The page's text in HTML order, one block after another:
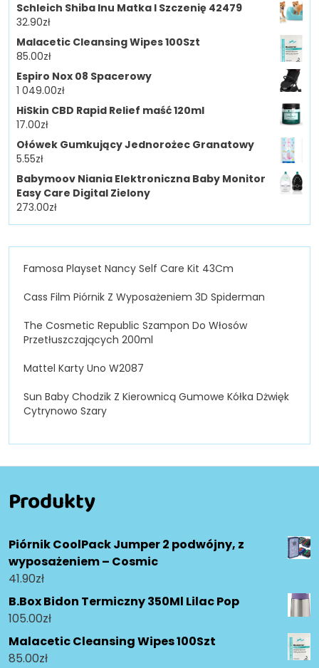
Schleich Shiba Inu Matka I Szczenię 42479
32.90zł
Malacetic Cleansing Wipes 100Szt
85.00zł
Espiro Nox 08 Spacerowy
1 049.00zł
HiSkin CBD Rapid Relief maść 120ml
17.00zł
Ołówek Gumkujący Jednorożec Granatowy
5.55zł
Babymoov Niania Elektroniczna Baby Monitor
Easy Care Digital Zielony
273.00zł
Famosa Playset Nancy Self Care Kit 43Cm
Cass Film Piórnik Z Wyposażeniem 3D Spiderman
The Cosmetic Republic Szampon Do Włosów
Przetłuszczających 200ml
Mattel Karty Uno W2087
Sun Baby Chodzik Z Kierownicą Gumowe Kółka Dżwięk
Cytrynowo Szary
Produkty
Piórnik CoolPack Jumper 2 podwójny, z
wyposażeniem – Cosmic
41.90zł
B.Box Bidon Termiczny 350Ml Lilac Pop
105.00zł
Malacetic Cleansing Wipes 100Szt
85.00zł